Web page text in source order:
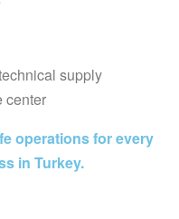
supply
center
operations for every
in Turkey.